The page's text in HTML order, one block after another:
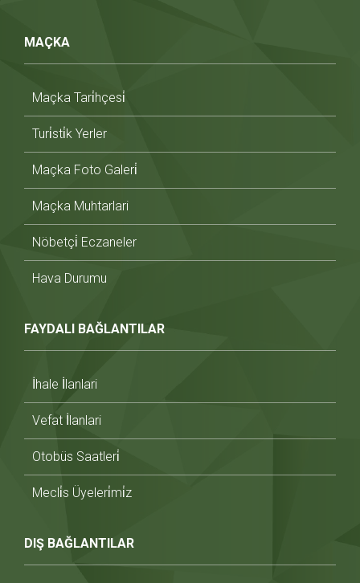
MAÇKA
Maçka Tari̇hçesi̇
Turi̇sti̇k Yerler
Maçka Foto Galeri̇
Maçka Muhtarlari
Nöbetçi̇ Eczaneler
Hava Durumu
FAYDALI BAĞLANTILAR
İhale İlanlari
Vefat İlanlari
Otobüs Saatleri̇
Mecli̇s Üyeleri̇mi̇z
DIŞ BAĞLANTILAR